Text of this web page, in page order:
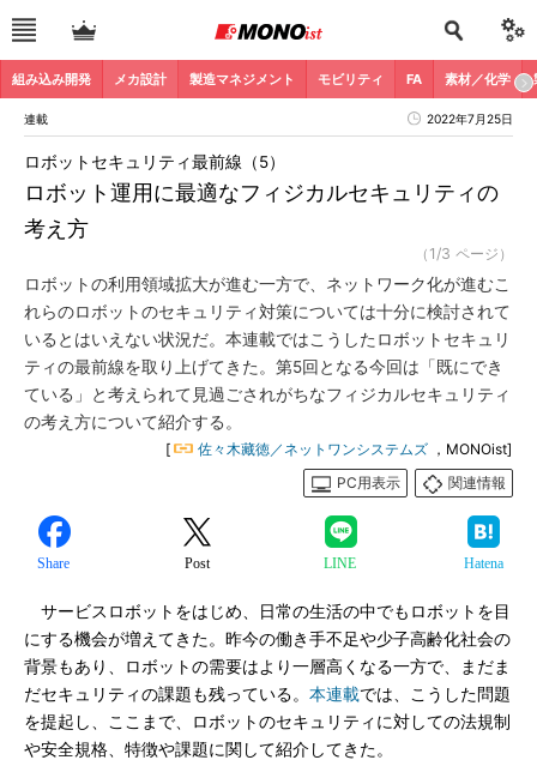
組み込み開発 メカ設計 製造マネジメント モビリティ FA 素材／化学
連載 2022年7月25日
ロボット運用に最適なフィジカルセキュリティの
考え方
ロボットセキュリティ最前線（5）
（1/3 ページ）
ロボットの利用領域拡大が進む一方で、ネットワーク化が進むこ
れらのロボットのセキュリティ対策については十分に検討されて
いるとはいえない状況だ。本連載ではこうしたロボットセキュリ
ティの最前線を取り上げてきた。第5回となる今回は「既にでき
ている」と考えられて見過ごされがちなフィジカルセキュリティ
の考え方について紹介する。
[ 佐々木藏徳／ネットワンシステムズ ，MONOist]
PC用表示
関連情報
Share Post LINE Hatena
サービスロボットをはじめ、日常の生活の中でもロボットを目
にする機会が増えてきた。昨今の働き手不足や少子高齢化社会の
背景もあり、ロボットの需要はより一層高くなる一方で、まだま
だセキュリティの課題も残っている。 本連載では、こうした問題
を提起し、ここまで、ロボットのセキュリティに対しての法規制
や安全規格、特徴や課題に関して紹介してきた。